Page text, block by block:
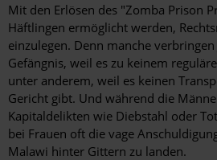
Mit den Erlösen des "Zomba Prison
Häftlingen ermöglicht werden,
einzulegen. Denn manche
Gefängnis, weil es zu keinem
unter anderem, weil es keinen
Gericht gibt. Und während die
Kapitaldelikten wie Diebstahl oder
bei Frauen oft die vage
Malawi hinter Gittern zu landen.